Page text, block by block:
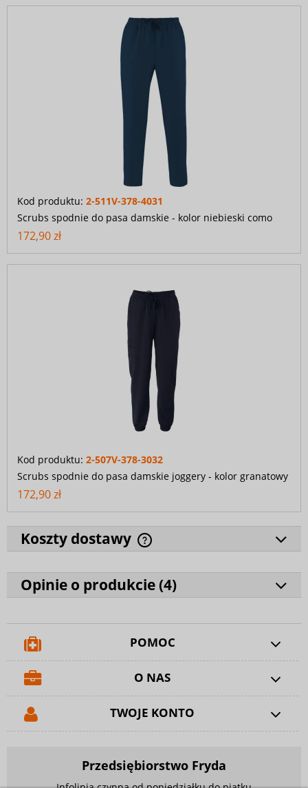
Kod produktu: 2-511V-378-4031
Scrubs spodnie do pasa damskie - kolor niebieski como
172,90 zł
Kod produktu: 2-507V-378-3032
Scrubs spodnie do pasa damskie joggery - kolor granatowy
172,90 zł
Koszty dostawy
Opinie o produkcie (4)
POMOC
O NAS
TWOJE KONTO
Przedsiębiorstwo Fryda